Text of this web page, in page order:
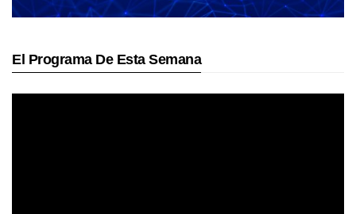
El Programa De Esta Semana